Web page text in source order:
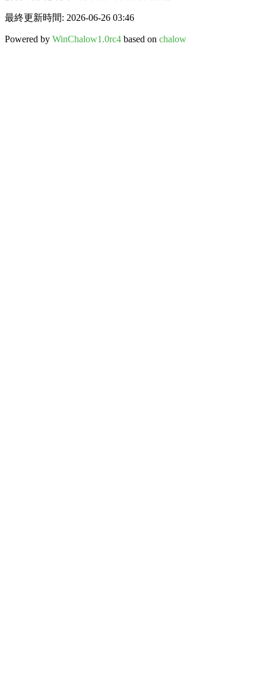
最終更新時間: 2026-06-26 03:46
Powered by WinChalow1.0rc4 based on chalow